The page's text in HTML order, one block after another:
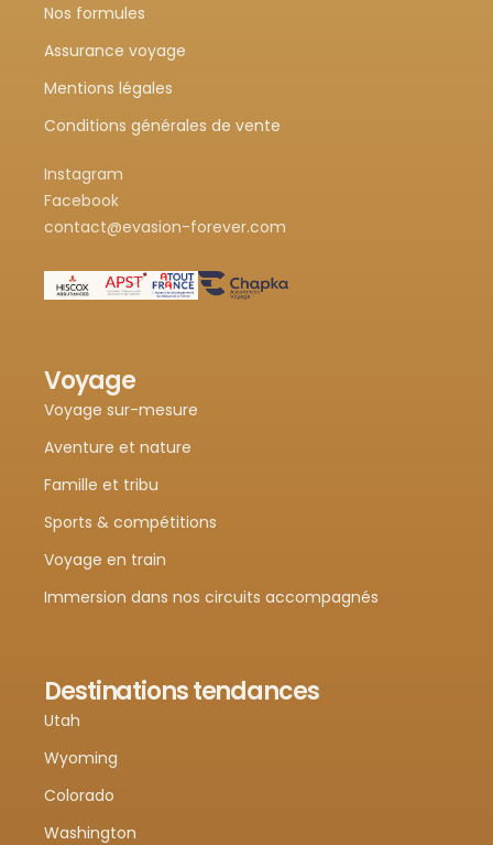
Nos formules
Assurance voyage
Mentions légales
Conditions générales de vente
Instagram
Facebook
contact@evasion-forever.com
Voyage
Voyage sur-mesure
Aventure et nature
Famille et tribu
Sports & compétitions
Voyage en train
Immersion dans nos circuits accompagnés
Destinations tendances
Utah
Wyoming
Colorado
Washington